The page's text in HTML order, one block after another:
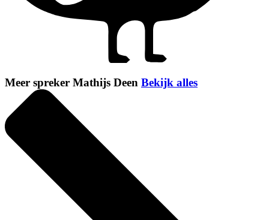
Meer spreker Mathijs Deen Bekijk alles